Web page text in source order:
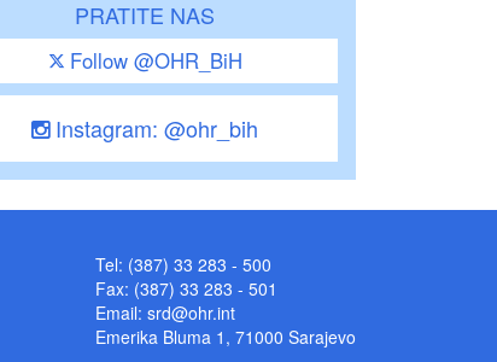
PRATITE NAS
Follow @OHR_BiH
Instagram: @ohr_bih
Tel: (387) 33 283 - 500
Fax: (387) 33 283 - 501
Email: srd@ohr.int
Emerika Bluma 1, 71000 Sarajevo